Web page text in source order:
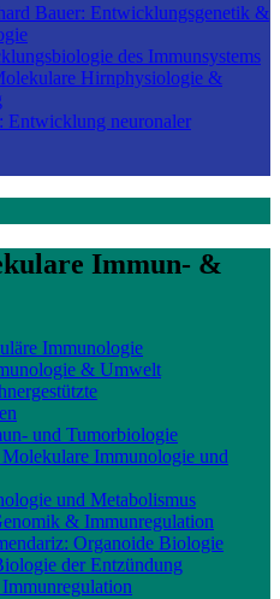
Bauer: Entwicklungsgenetik &
des Immunsystems
Hirnphysiologie &
Entwicklung neuronaler
Immun- &
Immunologie
& Umwelt
und Tumorbiologie
Immunologie und
und Metabolismus
& Immunregulation
Organoide Biologie
der Entzündung